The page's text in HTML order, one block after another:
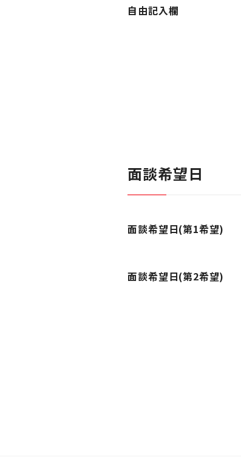
自由記入欄
面談希望日
面談希望日(第1希望)
面談希望日(第2希望)